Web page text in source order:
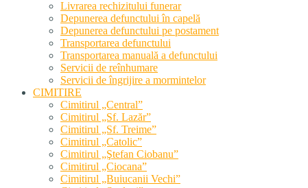
Livrarea rechizitului funerar
Depunerea defunctului în capelă
Depunerea defunctului pe postament
Transportarea defunctului
Transportarea manuală a defunctului
Servicii de reînhumare
Servicii de îngrijire a mormintelor
CIMITIRE
Cimitirul „Central”
Cimitirul „Sf. Lazăr”
Cimitirul „Sf. Treime”
Cimitirul „Catolic”
Cimitirul „Ştefan Ciobanu”
Cimitirul „Ciocana”
Cimitirul „Buiucanii Vechi”